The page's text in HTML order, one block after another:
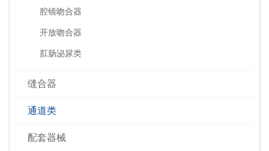
腔镜吻合器
开放吻合器
肛肠泌尿类
缝合器
通道类
配套器械